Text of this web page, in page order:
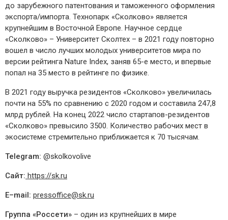
до зарубежного патентования и таможенного оформления
экспорта/импорта. Технопарк «Сколково» является
крупнейшим в Восточной Европе. Научное сердце
«Сколково» – Университет Сколтех – в 2021 году повторно
вошел в число лучших молодых университетов мира по
версии рейтинга Nature Index, заняв 65-е место, и впервые
попал на 35 место в рейтинге по физике.
В 2021 году выручка резидентов «Сколково» увеличилась
почти на 55% по сравнению с 2020 годом и составила 247,8
млрд рублей. На конец 2022 число стартапов-резидентов
«Сколково» превысило 3500. Количество рабочих мест в
экосистеме стремительно приближается к 70 тысячам.
Telegram: @skolkovolive
Сайт: https://sk.ru
E–mail: pressoffice@sk.ru
Группа «Россети» – один из крупнейших в мире